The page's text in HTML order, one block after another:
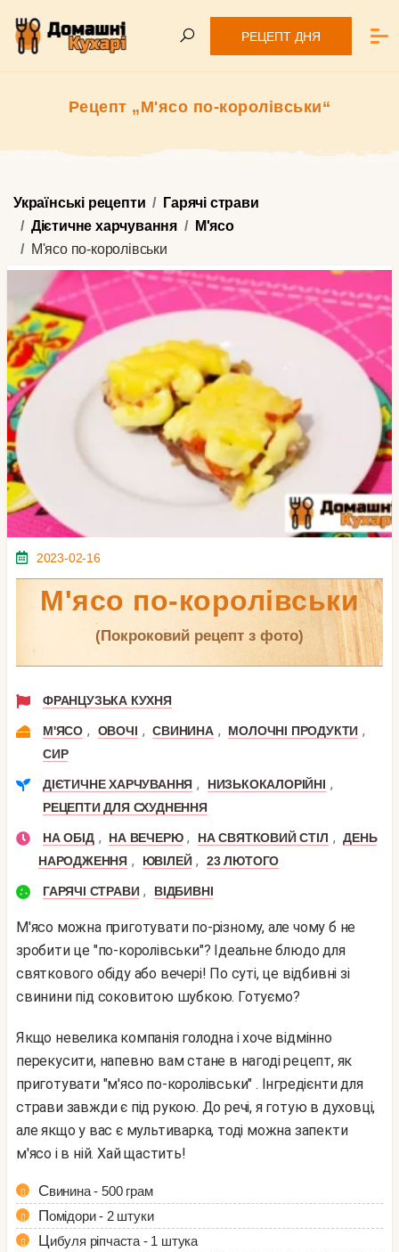
РЕЦЕПТ ДНЯ
Рецепт „М'ясо по-королівськи“
Українські рецепти
Гарячі страви
Дієтичне харчування
М'ясо
М'ясо по-королівськи
2023-02-16
М'ясо по-королівськи
(покроковий рецепт з фото)
ФРАНЦУЗЬКА КУХНЯ
М'ЯСО , ОВОЧІ , СВИНИНА , МОЛОЧНІ ПРОДУКТИ ,
СИР
ДІЄТИЧНЕ ХАРЧУВАННЯ , НИЗЬКОКАЛОРІЙНІ ,
РЕЦЕПТИ ДЛЯ СХУДНЕННЯ
НА ОБІД , НА ВЕЧЕРЮ , НА СВЯТКОВИЙ СТІЛ , ДЕНЬ
НАРОДЖЕННЯ , ЮВІЛЕЙ , 23 ЛЮТОГО
ГАРЯЧІ СТРАВИ , ВІДБИВНІ
М'ясо можна приготувати по-різному, але чому б не
зробити це "по-королівськи"? Ідеальне блюдо для
святкового обіду або вечері! По суті, це відбивні зі
свинини під соковитою шубкою. Готуємо?
Якщо невелика компанія голодна і хоче відмінно
перекусити, напевно вам стане в нагоді рецепт, як
приготувати "м'ясо по-королівськи" . Інгредієнти для
страви завжди є під рукою. До речі, я готую в духовці,
але якщо у вас є мультиварка, тоді можна запекти
м'ясо і в ній. Хай щастить!
Свинина - 500 грам
Помідори - 2 штуки
Цибуля ріпчаста - 1 штука